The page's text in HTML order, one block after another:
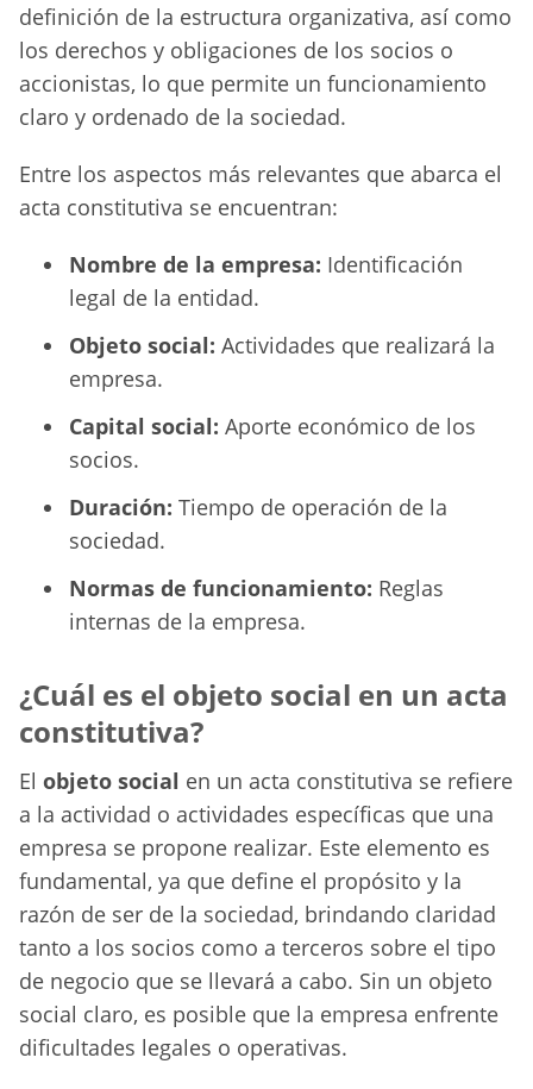
definición de la estructura organizativa, así como
los derechos y obligaciones de los socios o
accionistas, lo que permite un funcionamiento
claro y ordenado de la sociedad.
Entre los aspectos más relevantes que abarca el
acta constitutiva se encuentran:
Nombre de la empresa: Identificación
legal de la entidad.
Objeto social: Actividades que realizará la
empresa.
Capital social: Aporte económico de los
socios.
Duración: Tiempo de operación de la
sociedad.
Normas de funcionamiento: Reglas
internas de la empresa.
¿Cuál es el objeto social en un acta
constitutiva?
El objeto social en un acta constitutiva se refiere
a la actividad o actividades específicas que una
empresa se propone realizar. Este elemento es
fundamental, ya que define el propósito y la
razón de ser de la sociedad, brindando claridad
tanto a los socios como a terceros sobre el tipo
de negocio que se llevará a cabo. Sin un objeto
social claro, es posible que la empresa enfrente
dificultades legales o operativas.